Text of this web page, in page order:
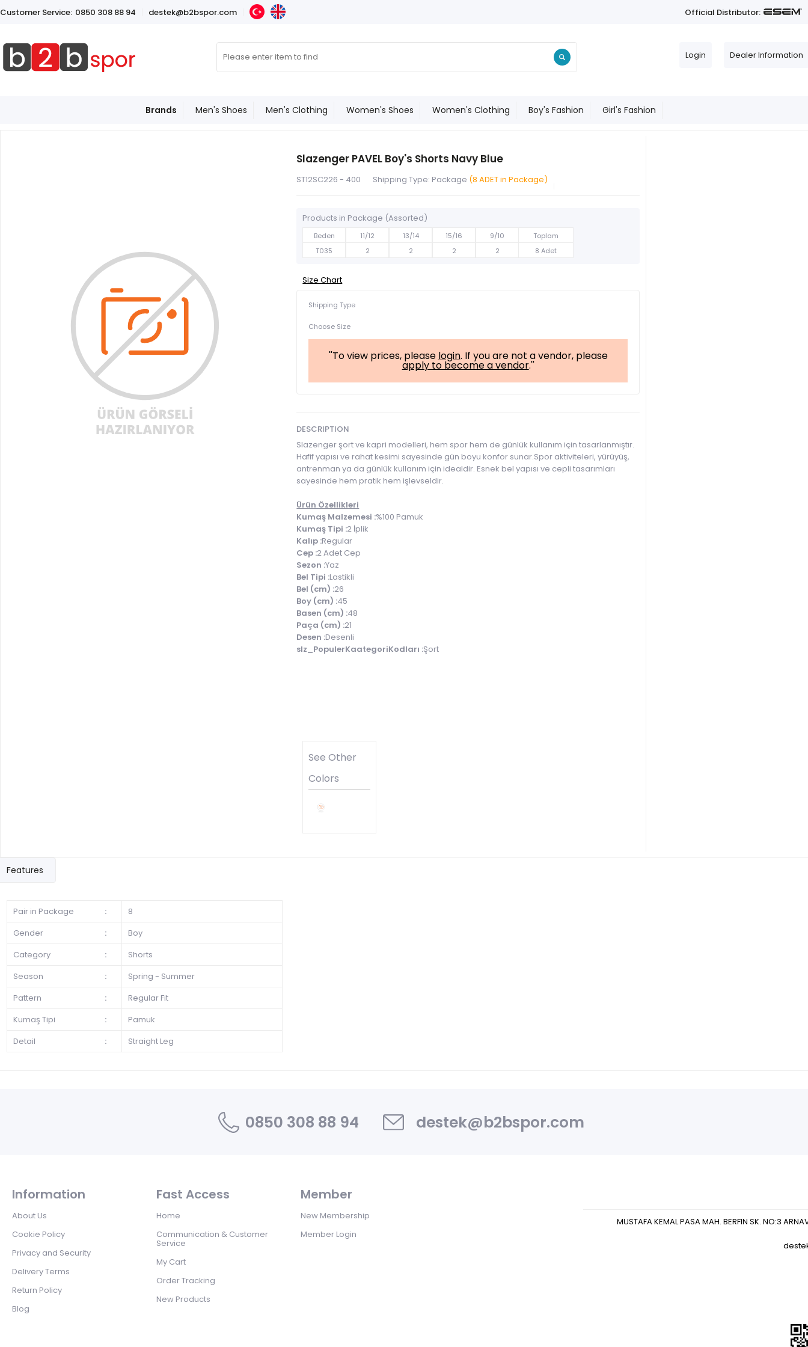
Customer Service: 0850 308 88 94 destek@b2bspor.com Official Distributor:
Dealer Information
Login
Brands Men's Shoes Men's Clothing Women's Shoes Women's Clothing Boy's Fashion Girl's Fashion
Slazenger PAVEL Boy's Shorts Navy Blue
ST12SC226 - 400 Shipping Type: Package (8 ADET in Package)
Products in Package (Assorted)
Beden 11/12 13/14 15/16 9/10
Toplam
T035
2 2 2 2 8 Adet
Size Chart
Shipping Type
Choose Size
''To view prices, please login. If you are not a vendor, please
apply to become a vendor.''
DESCRIPTION
Slazenger şort ve kapri modelleri, hem spor hem de günlük kullanım için tasarlanmıştır.
Hafif yapısı ve rahat kesimi sayesinde gün boyu konfor sunar.Spor aktiviteleri, yürüyüş,
antrenman ya da günlük kullanım için idealdir. Esnek bel yapısı ve cepli tasarımları
sayesinde hem pratik hem işlevseldir.
Ürün Özellikleri
Kumaş Malzemesi :%100 Pamuk
Kumaş Tipi :2 İplik
Kalıp :Regular
Cep :2 Adet Cep
Sezon :Yaz
Bel Tipi :Lastikli
Bel (cm) :26
Boy (cm) :45
Basen (cm) :48
Paça (cm) :21
Desen :Desenli
slz_PopulerKaategoriKodları :Şort
See Other
Colors
Features
Pair in Package :
8
Gender
:
Boy
Category
:
Shorts
Season
:
Spring - Summer
Pattern
:
Regular Fit
Kumaş Tipi
:
Pamuk
Detail
: Straight Leg
0850 308 88 94 destek@b2bspor.com
Information
About Us
Cookie Policy
Privacy and Security
Delivery Terms
Return Policy
Blog
Fast Access
Home
Communication & Customer
Service
My Cart
Order Tracking
New Products
Member
New Membership
Member Login
MUSTAFA KEMAL PASA MAH. BERFIN SK. NO:3